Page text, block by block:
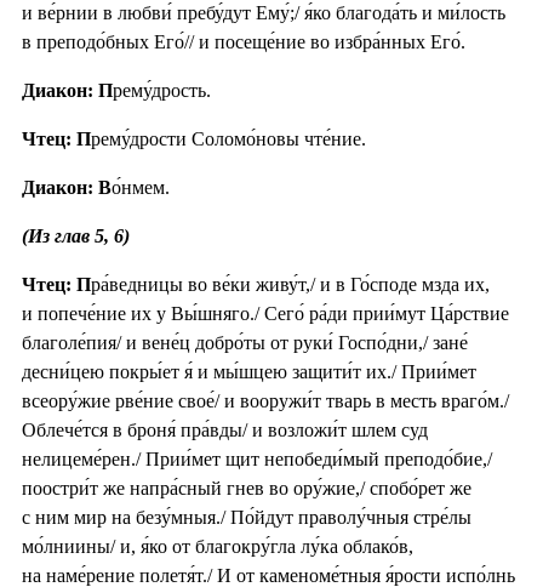
и ве́рнии в любви́ пребу́дут Ему́;/ я́ко благода́ть и ми́лость
в преподо́бных Его́// и посеще́ние во избра́нных Его́.
Диакон: Прему́дрость.
Чтец: Прему́дрости Соломо́новы чте́ние.
Диакон: Во́нмем.
(Из глав 5, 6)
Чтец: Пра́ведницы во ве́ки живу́т,/ и в Го́споде мзда их,
и попече́ние их у Вы́шняго./ Сего́ ра́ди прии́мут Ца́рствие
благоле́пия/ и вене́ц добро́ты от руки́ Госпо́дни,/ зане́
десни́цею покры́ет я́ и мы́шцею защити́т их./ Прии́мет
всеору́жие рве́ние свое́/ и вооружи́т тварь в месть враго́м./
Облече́тся в броня́ пра́вды/ и возложи́т шлем суд
нелицеме́рен./ Прии́мет щит непобеди́мый преподо́бие,/
поостри́т же напра́сный гнев во ору́жие,/ спобо́рет же
с ним мир на безу́мныя./ По́йдут праволу́чныя стре́лы
мо́лниины/ и, я́ко от благокру́гла лу́ка облако́в,
на наме́рение полетя́т./ И от каменоме́тныя я́рости испо́лнь